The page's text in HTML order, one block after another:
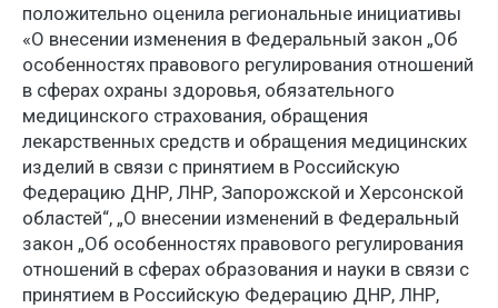
положительно оценила региональные инициативы
«О внесении изменения в Федеральный закон „Об
особенностях правового регулирования отношений
в сферах охраны здоровья, обязательного
медицинского страхования, обращения
лекарственных средств и обращения медицинских
изделий в связи с принятием в Российскую
Федерацию ДНР, ЛНР, Запорожской и Херсонской
областей“, „О внесении изменений в Федеральный
закон „Об особенностях правового регулирования
отношений в сферах образования и науки в связи с
принятием в Российскую Федерацию ДНР, ЛНР,